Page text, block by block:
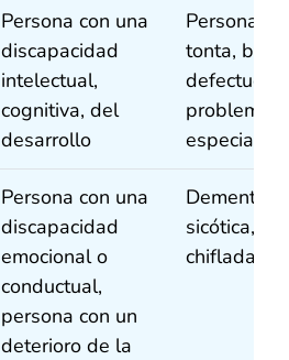
Persona con una
discapacidad
intelectual,
cognitiva, del
desarrollo
Persona
tonta,
problemas,
especial
Persona con una
discapacidad
emocional o
conductual,
persona con un
deterioro de la
Demente,
sicótica,
chiflada